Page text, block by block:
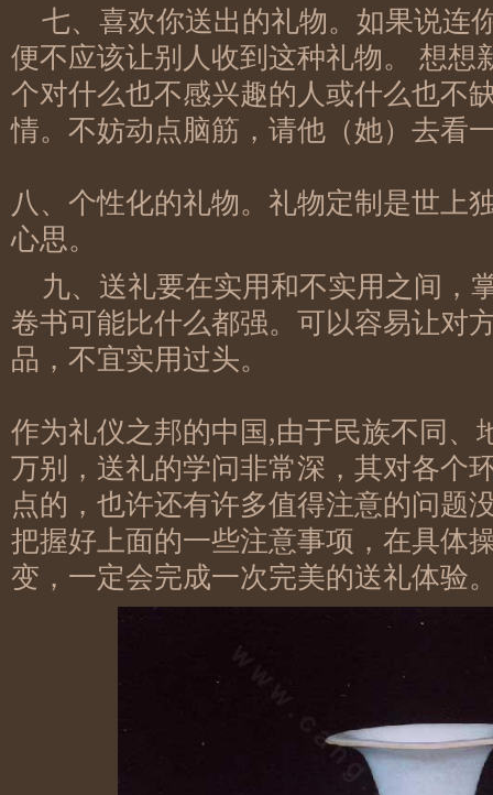
七、喜欢你送出的礼物。如果说连
便不应该让别人收到这种礼物。 想想
个对什么也不感兴趣的人或什么也不
情。不妨动点脑筋，请他（她）去看
八、个性化的礼物。礼物定制是世上
心思。
九、送礼要在实用和不实用之间，
卷书可能比什么都强。可以容易让对
品，不宜实用过头。
作为礼仪之邦的中国,由于民族不同、
万别，送礼的学问非常深，其对各个
点的，也许还有许多值得注意的问题
把握好上面的一些注意事项，在具体
变，一定会完成一次完美的送礼体验